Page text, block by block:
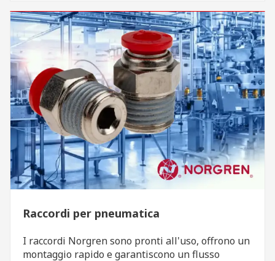
Raccordi per pneumatica
I raccordi Norgren sono pronti all'uso, offrono un
montaggio rapido e garantiscono un flusso